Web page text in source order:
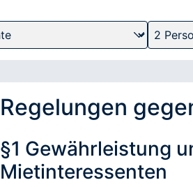
Regelungen
§1 Gewährleistung
Mietinteressenten